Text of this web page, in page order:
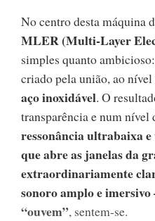
No centro desta máquina
MLER (Multi-Layer
simples quanto
criado pela união, ao
aço inoxidável. O
transparência e num nível
ressonância ultrabaixa
que abre as janelas da
extraordinariamente
sonoro amplo e
“ouvem”, sentem-se.